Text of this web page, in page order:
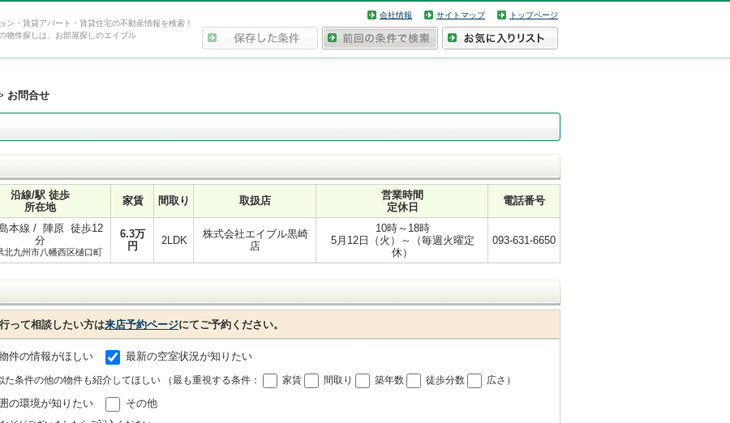
ン・賃貸アパート・賃貸住宅の不動産情報を検索！
物件探しは、お部屋探しのエイブル
会社情報 サイトマップ トップページ
お問合せ
沿線/駅 徒歩
所在地
家賃 間取り 取扱店
営業時間
定休日
電話番号
本線 / 陣原 徒歩12
分
北九州市八幡西区樋口町
6.3万
円
2LDK
株式会社エイブル黒崎
店
10時～18時
5月12日（火）～（毎週火曜定
休）
093-631-6650
って相談したい方は来店予約ページにてご予約ください。
件の情報がほしい 最新の空室状況が知りたい
た条件の他の物件も紹介してほしい （最も重視する条件： 家賃 間取り 築年数 徒歩分数 広さ ）
の環境が知りたい その他